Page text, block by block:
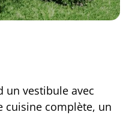
un vestibule avec
cuisine complète, un